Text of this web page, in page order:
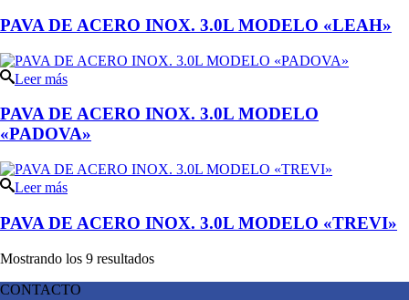
PAVA DE ACERO INOX. 3.0L MODELO «LEAH»
Leer más
PAVA DE ACERO INOX. 3.0L MODELO
«PADOVA»
Leer más
PAVA DE ACERO INOX. 3.0L MODELO «TREVI»
Mostrando los 9 resultados
CONTACTO